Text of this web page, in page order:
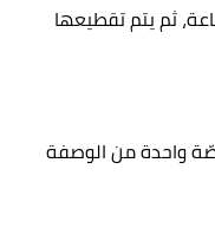
الطبق إلى الفريزر لمدة 1 ساعة، ثم يتم تقطيعها
واحدة من الوصفة